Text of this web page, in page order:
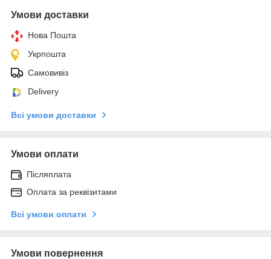
Умови доставки
Нова Пошта
Укрпошта
Самовивіз
Delivery
Всі умови доставки
Умови оплати
Післяплата
Оплата за реквізитами
Всі умови оплати
Умови повернення